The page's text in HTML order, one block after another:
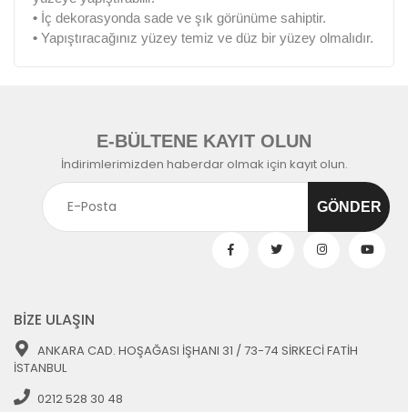
• İç dekorasyonda sade ve şık görünüme sahiptir.
• Yapıştıracağınız yüzey temiz ve düz bir yüzey olmalıdır.
E-BÜLTENE KAYIT OLUN
İndirimlerimizden haberdar olmak için kayıt olun.
BİZE ULAŞIN
ANKARA CAD. HOŞAĞASI İŞHANI 31 / 73-74 SİRKECİ FATİH
İSTANBUL
0212 528 30 48